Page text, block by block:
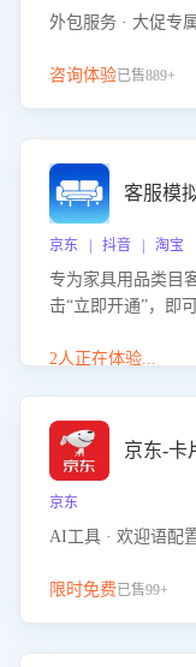
外包服务 · 大促专
咨询体验已售889+
客服模
京东 | 抖音 | 淘宝
专为家具用品类目
击“立即开通”，即
能、尺寸参数咨询
2人正在体验...
京东
AI工具 · 欢迎语配
限时免费已售99+